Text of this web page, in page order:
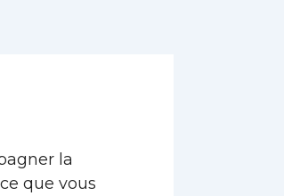
la
que vous